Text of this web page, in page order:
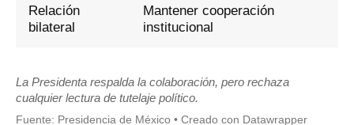
Relación
bilateral
Mantener cooperación
institucional
La Presidenta respalda la colaboración, pero rechaza
cualquier lectura de tutelaje político.
Fuente: Presidencia de México • Creado con Datawrapper